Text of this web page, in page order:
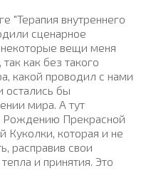
"Терапия внутреннего
сценарное
вещи меня
как без такого
какой проводил с нами
остались бы
мира. А тут
Рождению Прекрасной
Куколки, которая и не
расправив свои
и принятия. Это